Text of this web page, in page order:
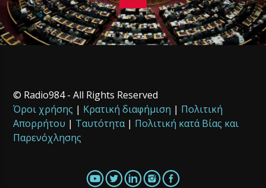
© Radio984 - All Rights Reserved
Όροι χρήσης | Κρατική διαφήμιση | Πολιτική
Απορρήτου | Ταυτότητα| Πολιτική κατά Βίας και
Παρενόχλησης